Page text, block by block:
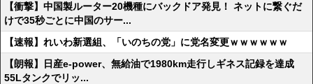
【衝撃】中国製ルーター20機種にバックドア発見！ ネットに繋ぐだ
けで35秒ごとに中国のサー...
【速報】れいわ新選組、「いのちの党」に党名変更ｗｗｗｗｗｗ
【朗報】日産e-power、無給油で1980km走行しギネス記録を達成
55Lタンクでリッ...